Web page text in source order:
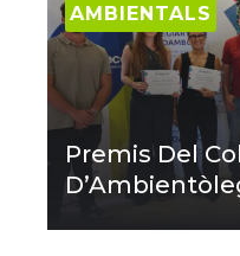
AMBIENTALS
Premis Del